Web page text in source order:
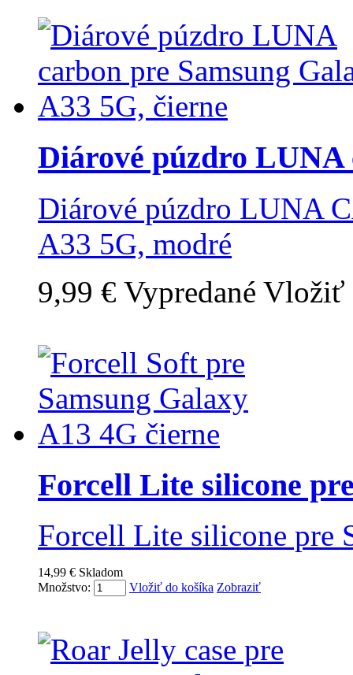
Diárové púzdro LUNA
Diárové púzdro LUNA
A33 5G, modré
9,99 € Vypredané Vložiť
Forcell Lite silicone
Forcell Lite silicone pre
14,99 € Skladom
Množstvo:
Vložiť do košíka Zobraziť